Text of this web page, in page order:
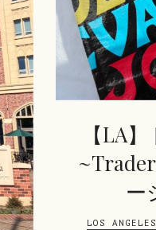
【LA
ー
LOS ANGELES